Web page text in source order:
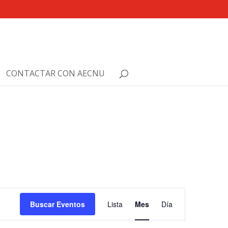
CONTACTAR CON AECNU
Buscar Eventos
Navegación
de
vistas
Lista Mes Día